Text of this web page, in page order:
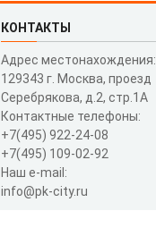
КОНТАКТЫ
Адрес местонахождения:
129343 г. Москва, проезд
Серебрякова, д.2, стр.1A
Контактные телефоны:
+7(495) 922-24-08
+7(495) 109-02-92
Наш e-mail:
info@pk-city.ru